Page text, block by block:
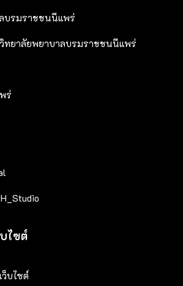
บรมราชชนนีแพร่
ทยาลัยพยาบาลบรมราชชนนีแพร่
ร่
ไซต์
บไซต์